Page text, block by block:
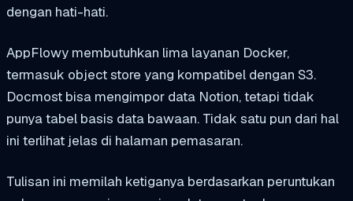
dengan hati-hati.
AppFlowy membutuhkan lima layanan Docker,
termasuk object store yang kompatibel dengan S3.
Docmost bisa mengimpor data Notion, tetapi tidak
punya tabel basis data bawaan. Tidak satu pun dari hal
ini terlihat jelas di halaman pemasaran.
Tulisan ini memilah ketiganya berdasarkan peruntukan